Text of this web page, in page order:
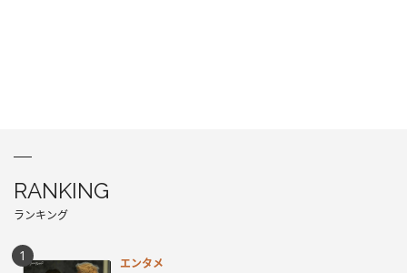
RANKING
ランキング
エンタメ